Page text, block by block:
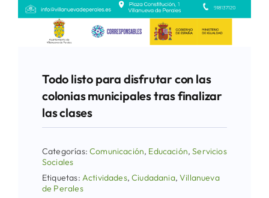
Todo listo para disfrutar con las
colonias municipales tras finalizar
las clases
Categorías:Comunicación, Educación,Servicios
Sociales
Etiquetas: Actividades,Ciudadania,Villanueva
de Perales